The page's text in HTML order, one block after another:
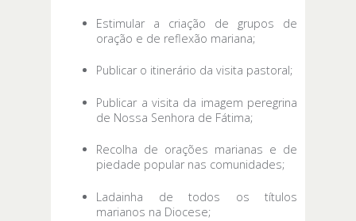
Estimular a criação de grupos de
oração e de reflexão mariana;
Publicar o itinerário da visita pastoral;
Publicar a visita da imagem peregrina
de Nossa Senhora de Fátima;
Recolha de orações marianas e de
piedade popular nas comunidades;
Ladainha de todos os títulos
marianos na Diocese;